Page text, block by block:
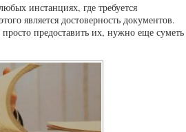
инстанциях, где требуется
является достоверность документов.
предоставить их, нужно еще суметь